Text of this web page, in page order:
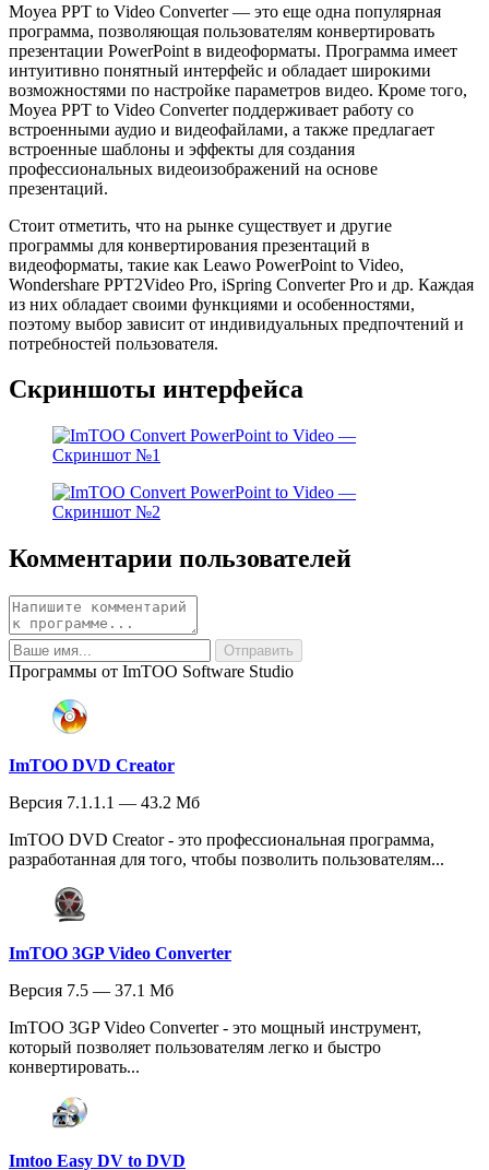
Moyea PPT to Video Converter — это еще одна популярная
программа, позволяющая пользователям конвертировать
презентации PowerPoint в видеоформаты. Программа имеет
интуитивно понятный интерфейс и обладает широкими
возможностями по настройке параметров видео. Кроме того,
Moyea PPT to Video Converter поддерживает работу со
встроенными аудио и видеофайлами, а также предлагает
встроенные шаблоны и эффекты для создания
профессиональных видеоизображений на основе
презентаций.
Стоит отметить, что на рынке существует и другие
программы для конвертирования презентаций в
видеоформаты, такие как Leawo PowerPoint to Video,
Wondershare PPT2Video Pro, iSpring Converter Pro и др. Каждая
из них обладает своими функциями и особенностями,
поэтому выбор зависит от индивидуальных предпочтений и
потребностей пользователя.
Скриншоты интерфейса
Комментарии пользователей
Программы от ImTOO Software Studio
ImTOO DVD Creator
Версия 7.1.1.1 — 43.2 Мб
ImTOO DVD Creator - это профессиональная программа,
разработанная для того, чтобы позволить пользователям...
ImTOO 3GP Video Converter
Версия 7.5 — 37.1 Мб
ImTOO 3GP Video Converter - это мощный инструмент,
который позволяет пользователям легко и быстро
конвертировать...
Imtoo Easy DV to DVD